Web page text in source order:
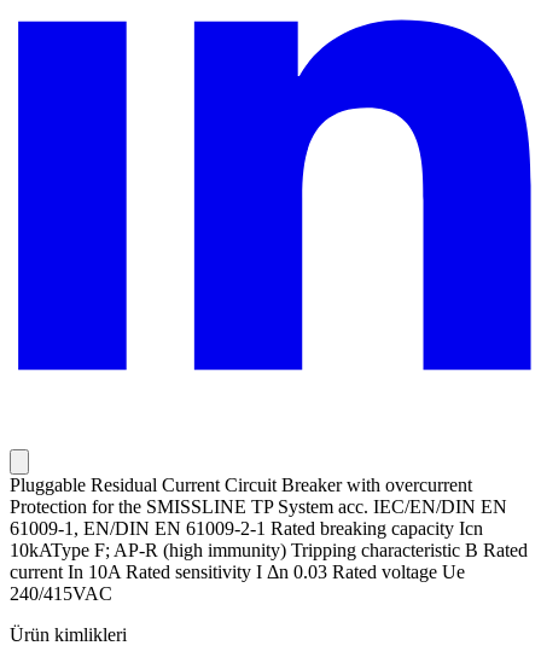
Pluggable Residual Current Circuit Breaker with overcurrent
Protection for the SMISSLINE TP System acc. IEC/EN/DIN EN
61009-1, EN/DIN EN 61009-2-1 Rated breaking capacity Icn
10kAType F; AP-R (high immunity) Tripping characteristic B Rated
current In 10A Rated sensitivity I Δn 0.03 Rated voltage Ue
240/415VAC
Ürün kimlikleri